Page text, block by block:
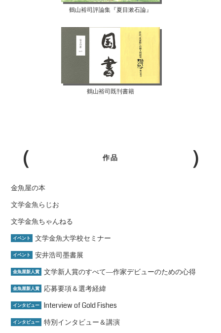
鶴山裕司評論集『夏目漱石論』
鶴山裕司既刊書籍
作品
金魚屋の本
文学金魚らじお
文学金魚ちゃんねる
イベント 文学金魚大学校セミナー
イベント 安井浩司墨書展
金魚屋新人賞 文学新人賞のすべて―作家デビューのための心得
金魚屋新人賞 応募要項＆選考経緯
インタビュー Interview of Gold Fishes
インタビュー 特別インタビュー＆講演